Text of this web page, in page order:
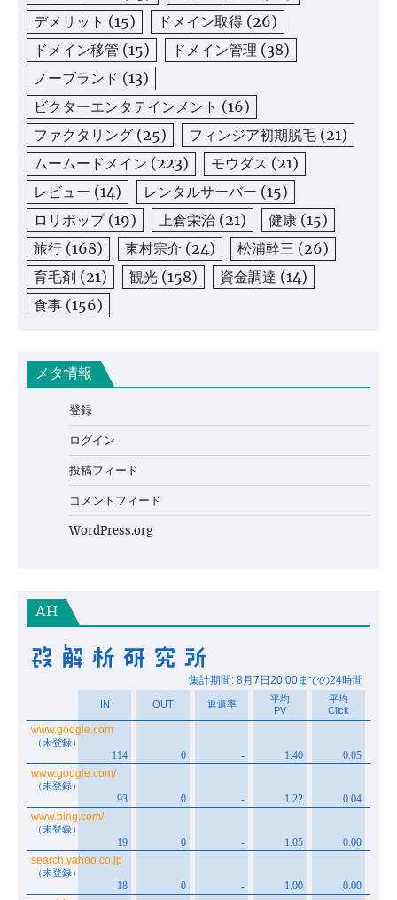
デメリット (15) ドメイン取得 (26)
ドメイン移管 (15) ドメイン管理 (38)
ノーブランド (13)
ビクターエンタテインメント (16)
ファクタリング (25) フィンジア初期脱毛 (21)
ムームードメイン (223) モウダス (21)
レビュー (14) レンタルサーバー (15)
ロリポップ(19) 上倉栄治 (21) 健康 (15)
旅行 (168) 東村宗介 (24) 松浦幹三 (26)
育毛剤 (21) 観光 (158) 資金調達 (14)
食事 (156)
メタ情報
登録
ログイン
投稿フィード
コメントフィード
WordPress.org
AH